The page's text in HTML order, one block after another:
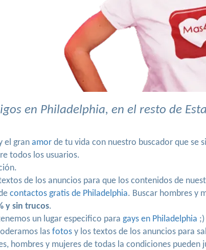
en Philadelphia, en el resto de
el gran amor de tu vida con nuestro buscador que se
todos los usuarios.
de los anuncios para que los contenidos de
contactos gratis de Philadelphia. Buscar hombres y
y sin trucos.
un lugar especifico para gays en Philadelphia ;)
las fotos y los textos de los anuncios para
hombres y mujeres de todas la condiciones